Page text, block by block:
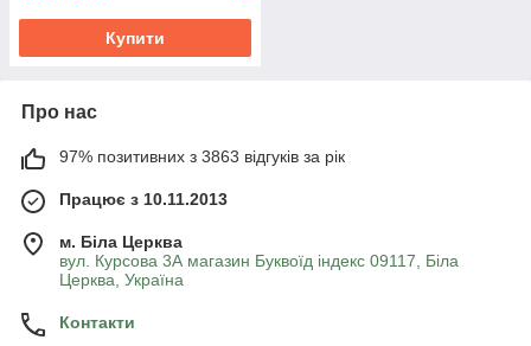
Купити
Про нас
97% позитивних з 3863 відгуків за рік
Працює з 10.11.2013
м. Біла Церква
вул. Курсова 3А магазин Буквоїд індекс 09117, Біла
Церква, Україна
Контакти